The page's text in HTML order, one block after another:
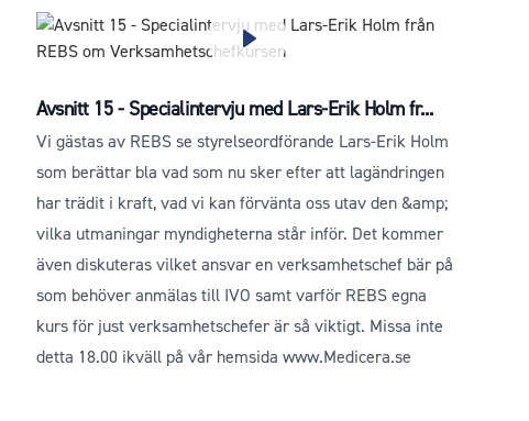
Avsnitt 15 - Specialintervju med Lars-Erik Holm fr...
Vi gästas av REBS se styrelseordförande Lars-Erik Holm
som berättar bla vad som nu sker efter att lagändringen
har trädit i kraft, vad vi kan förvänta oss utav den &amp;
vilka utmaningar myndigheterna står inför. Det kommer
även diskuteras vilket ansvar en verksamhetschef bär på
som behöver anmälas till IVO samt varför REBS egna
kurs för just verksamhetschefer är så viktigt. Missa inte
detta 18.00 ikväll på vår hemsida www.Medicera.se